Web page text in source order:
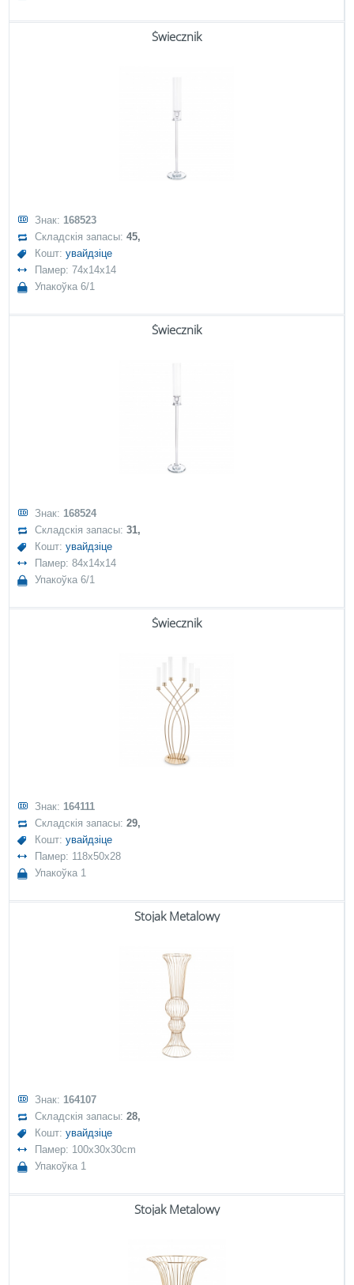
Świecznik
Знак: 168523
Складскія запасы:45,
Кошт:увайдзіце
Памер: 74x14x14
Упакоўка 6/1
Świecznik
Знак: 168524
Складскія запасы:31,
Кошт:увайдзіце
Памер: 84x14x14
Упакоўка 6/1
Świecznik
Знак: 164111
Складскія запасы:29,
Кошт:увайдзіце
Памер: 118x50x28
Упакоўка 1
Stojak Metalowy
Знак: 164107
Складскія запасы:28,
Кошт:увайдзіце
Памер: 100x30x30cm
Упакоўка 1
Stojak Metalowy